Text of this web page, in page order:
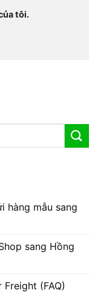
tôi.
hàng mẫu sang
sang Hồng
(FAQ)